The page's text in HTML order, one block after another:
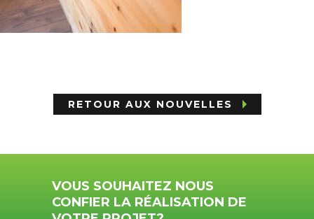
RETOUR AUX NOUVELLES
VOUS SOUHAITEZ NOUS
CONFIER LA RÉALISATION DE